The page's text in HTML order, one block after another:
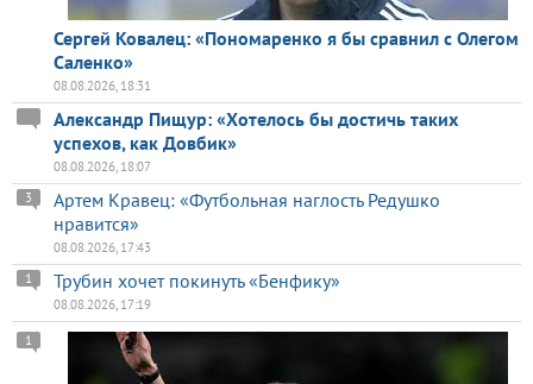
Сергей Ковалец: «Пономаренко я бы сравнил с Олегом
Саленко»
08.08.2026, 18:31
Александр Пищур: «Хотелось бы достичь таких
успехов, как Довбик»
08.08.2026, 18:07
Артем Кравец: «Футбольная наглость Редушко
нравится»
3
08.08.2026, 17:43
Трубин хочет покинуть «Бенфику»
1
08.08.2026, 17:19
1